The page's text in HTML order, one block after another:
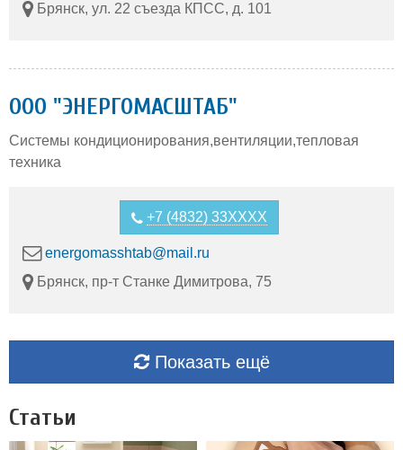
Брянск, ул. 22 съезда КПСС, д. 101
ООО "ЭНЕРГОМАСШТАБ"
Системы кондиционирования,вентиляции,тепловая
техника
+7 (4832) 33XXXX
energomasshtab@mail.ru
Брянск, пр-т Станке Димитрова, 75
Показать ещё
Статьи